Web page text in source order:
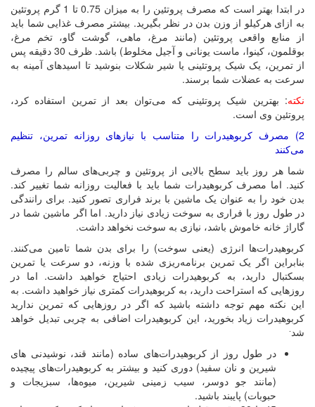
در ابتدا بهتر است که مصرف پروتئین را به میزان 0.75 تا 1 گرم پروتئین
به ازای هرکیلو از وزن بدن در نظر بگیرید. بیشتر مصرف غذایی شما باید
از منابع واقعی پروتئین (مانند مرغ، ماهی، گوشت گاو، تخم مرغ،
بوقلمون، کینوا، ماست یونانی و آجیل مخلوط) باشد. ظرف 30 دقیقه پس
از تمرین، یک شیک پروتئینی یا شیر شکلات بنوشید تا اسیدهای آمینه به
سرعت به عضلات شما برسند.
نکته: بهترین شیک پروتئینی که می‌توان بعد از تمرین استفاده کرد،
پروتئین وی است.
2) مصرف کربوهیدرات را متناسب با نیازهای روزانه تمرین، تنظیم
می‌کنند
شما هر روز باید سطح بالایی از پروتئین و چربی‌های سالم را مصرف
کنید. اما مصرف کربوهیدرات شما باید با فعالیت روزانه شما تغییر کند.
بدن خود را به عنوان یک ماشین با برند فراری تصور کنید. برای رانندگی
در طول روز با فراری به سوخت زیادی نیاز دارید. اما اگر ماشین شما در
گاراژ خانه خاموش باشد، نیازی به سوخت نخواهد داشت.
کربوهیدرات‌ها انرژی (یعنی سوخت) را برای بدن شما تامین می‌کنند.
بنابراین اگر یک تمرین برنامه‌ریزی شده با وزنه، دو سرعت یا تمرین
بسکتبال دارید، به کربوهیدرات زیادی احتیاج خواهید داشت. اما در
روزهایی که استراحت دارید، به کربوهیدرات کمتری نیاز خواهید داشت. به
این نکته مهم توجه داشته باشید که اگر در روزهایی که تمرین ندارید
کربوهیدرات زیاد بخورید، این کربوهیدرات اضافی به چربی تبدیل خواهد
شد .
در طول روز از کربوهیدرات‌های ساده (مانند قند، نوشیدنی های
شیرین و نان سفید) دوری کنید و بیشتر به کربوهیدرات‌های پیچیده
(مانند جو دوسر، سیب زمینی شیرین، میوه‌ها، سبزیجات و
حبوبات) پایبند باشید.